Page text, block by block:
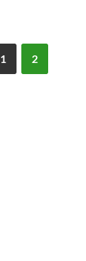
1 2